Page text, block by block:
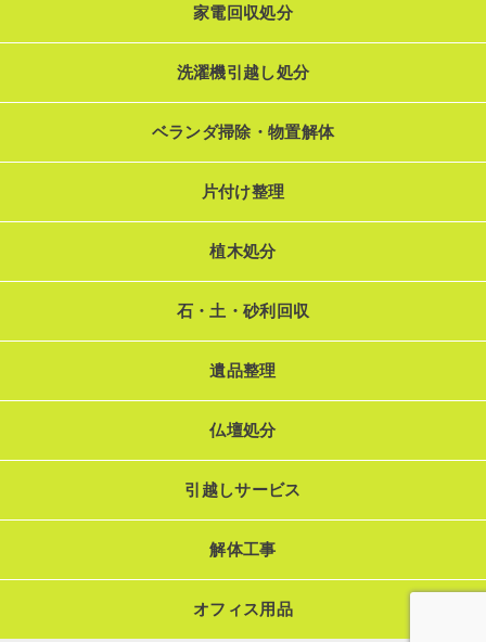
家電回収処分
洗濯機引越し処分
ベランダ掃除・物置解体
片付け整理
植木処分
石・土・砂利回収
遺品整理
仏壇処分
引越しサービス
解体工事
オフィス用品